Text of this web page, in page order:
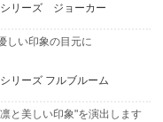
リーズ ジョーカー
しい印象の目元に
リーズ フルブルーム
と美しい印象"を演出します